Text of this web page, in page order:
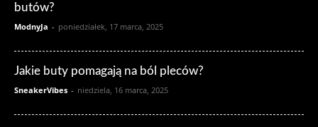
butów?
ModnyJa - poniedziałek, 17 marca, 2025
Jakie buty pomagają na ból pleców?
SneakerVibes - niedziela, 16 marca, 2025